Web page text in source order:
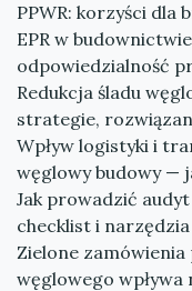
PPWR: korzyści dla
EPR w
odpowiedzialność
Redukcja śladu
strategie,
Wpływ logistyki i
węglowy budowy —
Jak prowadzić
checklist i narzędzia
Zielone zamówienia
węglowego